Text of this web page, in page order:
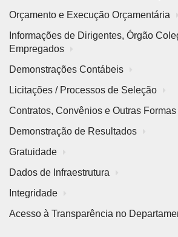
Orçamento e Execução Orçamentária
Informações de Dirigentes, Órgão
Empregados
Demonstrações Contábeis
Licitações / Processos de Seleção
Contratos, Convênios e Outras
Demonstração de Resultados
Gratuidade
Dados de Infraestrutura
Integridade
Acesso à Transparência no